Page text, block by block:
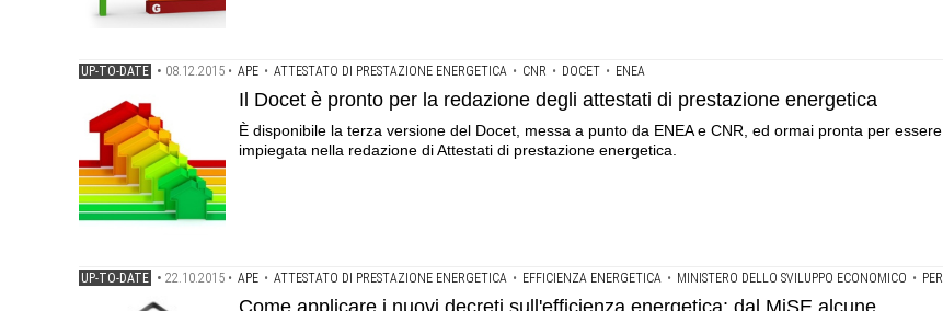
UP-TO-DATE • 08.12.2015 • APE • ATTESTATO DI PRESTAZIONE ENERGETICA • CNR • DOCET • ENEA
Il Docet è pronto per la redazione degli attestati di prestazione energetica
È disponibile la terza versione del Docet, messa a punto da ENEA e CNR, ed ormai pronta per essere
impiegata nella redazione di Attestati di prestazione energetica.
UP-TO-DATE • 22.10.2015 • APE • ATTESTATO DI PRESTAZIONE ENERGETICA • EFFICIENZA ENERGETICA • MINISTERO DELLO SVILUPPO ECONOMICO • PERMESSO DI COSTRUIRE
Come applicare i nuovi decreti sull'efficienza energetica: dal MiSE alcune